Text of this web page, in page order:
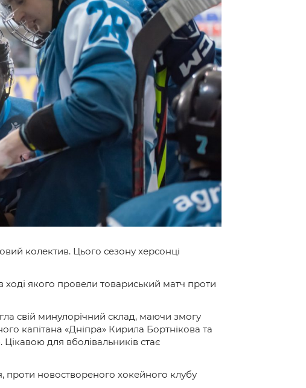
колектив. Цього сезону херсонці
ході якого провели товариський матч проти
свій минулорічний склад, маючи змогу
капітана «Дніпра» Кирила Бортнікова та
для вболівальників стає
проти новоствореного хокейного клубу